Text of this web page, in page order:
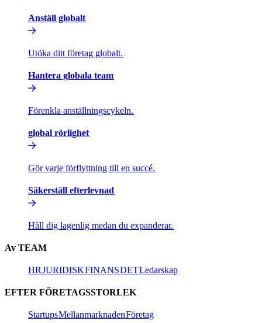
Anställ globalt​​
Utöka ditt företag globalt.​​
Hantera globala team​​
Förenkla anställningscykeln.​​
global rörlighet​​
Gör varje förflyttning till en succé.​​
Säkerställ efterlevnad​​
Håll dig lagenlig medan du expanderar.​​
Av TEAM​​
HR​​JURIDISK​​FINANS​​DET​​Ledarskap​​
EFTER FÖRETAGSSTORLEK​​
Startups​​Mellanmarknaden​​Företag​​